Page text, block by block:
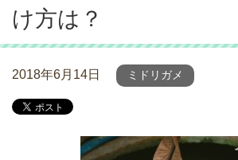
け方は？
2018年6月14日 ミドリガメ